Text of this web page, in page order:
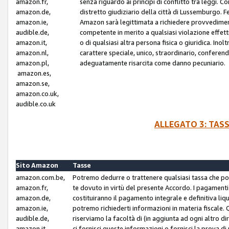
amazon.fr,
amazon.de,
amazon.ie,
audible.de,
amazon.it,
amazon.nl,
amazon.pl,
amazon.es,
amazon.se,
amazon.co.uk,
audible.co.uk
senza riguardo ai principi di conflitto tra leggi.
distretto giudiziario della città di Lussemburgo.
Amazon sarà legittimata a richiedere
competente in merito a qualsiasi violazione
o di qualsiasi altra persona fisica o giuridica.
carattere speciale, unico, straordinario,
adeguatamente risarcita come danno pecuniario.
ALLEGATO 3:
Sito Amazon
Tasse
amazon.com.be,
amazon.fr,
amazon.de,
amazon.ie,
audible.de,
Potremo dedurre o trattenere qualsiasi tassa che
te dovuto in virtù del presente Accordo. I
costituiranno il pagamento integrale e definitiva
potremo richiederti informazioni in materia fiscale.
riserviamo la facoltà di (in aggiunta ad ogni altro